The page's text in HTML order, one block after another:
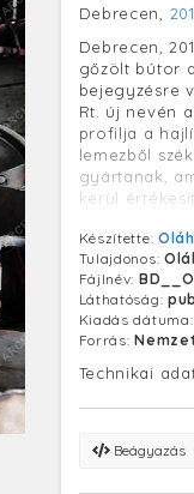
Debrecen,
Debrecen,
gőzölt bútor
bejegyzésre
Rt. új nevén
profilja a
lemezből
gyártanak,
kerül
Duna
bárminemű –
személyiségi
maga áll
(A kép
frissülhetnek.)
Készítette:
Tulajdonos:
Fájlnév:
Láthatóság:
Kiadás dátuma:
Forrás:
Technikai
Beágyazás